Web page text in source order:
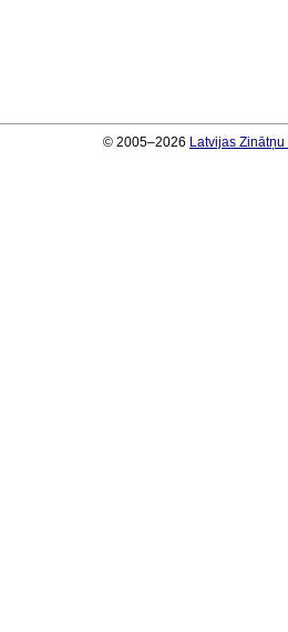
© 2005–2026 Latvijas